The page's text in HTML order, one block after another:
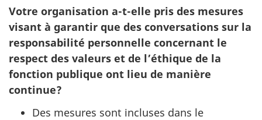
Votre organisation a-t-elle pris des mesures
visant à garantir que des conversations sur la
responsabilité personnelle concernant le
respect des valeurs et de l’éthique de la
fonction publique ont lieu de manière
continue?
Des mesures sont incluses dans le